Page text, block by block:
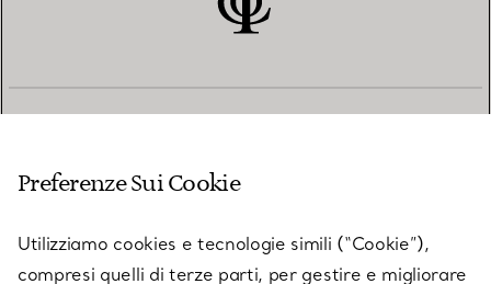
Preferenze Sui Cookie
Utilizziamo cookies e tecnologie simili (“Cookie”),
compresi quelli di terze parti, per gestire e migliorare